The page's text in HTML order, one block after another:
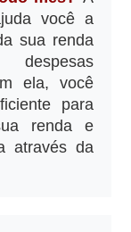
você a
sua renda
ela, você
para
renda e
através da